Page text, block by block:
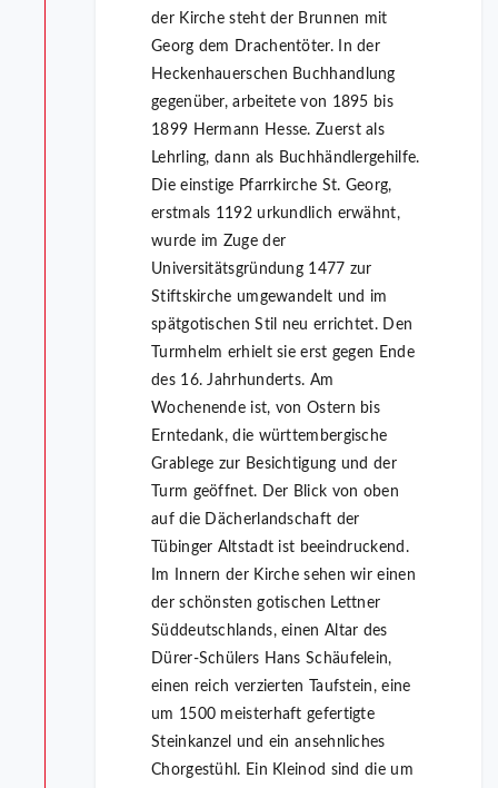
der Kirche steht der Brunnen mit
Georg dem Drachentöter. In der
Heckenhauerschen Buchhandlung
gegenüber, arbeitete von 1895 bis
1899 Hermann Hesse. Zuerst als
Lehrling, dann als Buchhändlergehilfe.
Die einstige Pfarrkirche St. Georg,
erstmals 1192 urkundlich erwähnt,
wurde im Zuge der
Universitätsgründung 1477 zur
Stiftskirche umgewandelt und im
spätgotischen Stil neu errichtet. Den
Turmhelm erhielt sie erst gegen Ende
des 16. Jahrhunderts. Am
Wochenende ist, von Ostern bis
Erntedank, die württembergische
Grablege zur Besichtigung und der
Turm geöffnet. Der Blick von oben
auf die Dächerlandschaft der
Tübinger Altstadt ist beeindruckend.
Im Innern der Kirche sehen wir einen
der schönsten gotischen Lettner
Süddeutschlands, einen Altar des
Dürer-Schülers Hans Schäufelein,
einen reich verzierten Taufstein, eine
um 1500 meisterhaft gefertigte
Steinkanzel und ein ansehnliches
Chorgestühl. Ein Kleinod sind die um